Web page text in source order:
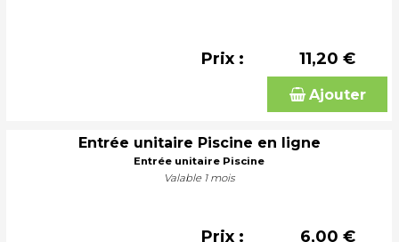
Prix : 11,20 €
Ajouter
Entrée unitaire Piscine en ligne
Entrée unitaire Piscine
Valable 1 mois
Prix : 6,00 €